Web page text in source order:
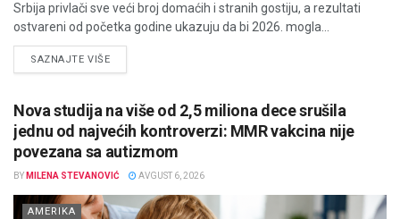
Srbija privlači sve veći broj domaćih i stranih gostiju, a rezultati
ostvareni od početka godine ukazuju da bi 2026. mogla...
SAZNAJTE VIŠEDETAILS
Nova studija na više od 2,5 miliona dece srušila
jednu od najvećih kontroverzi: MMR vakcina nije
povezana sa autizmom
BY MILENA STEVANOVIĆ AVGUST 6, 2026
AMERIKA